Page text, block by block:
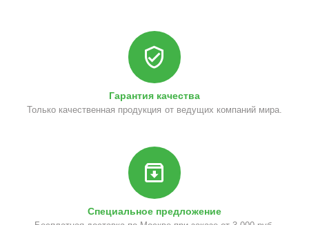
Гарантия качества
Только качественная продукция от ведущих компаний мира.
Специальное предложение